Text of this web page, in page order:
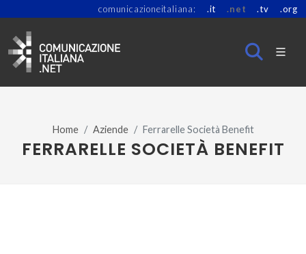
comunicazioneitaliana: .it .net .tv .org
Home Aziende Ferrarelle Società Benefit
FERRARELLE SOCIETÀ BENEFIT